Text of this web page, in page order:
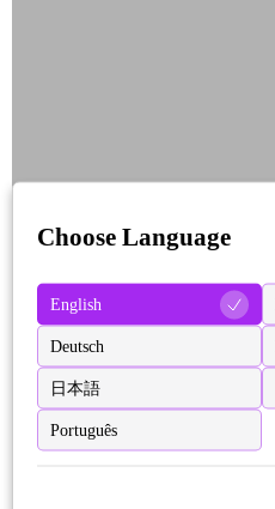
Choose Language
English
Deutsch
日本語
Português